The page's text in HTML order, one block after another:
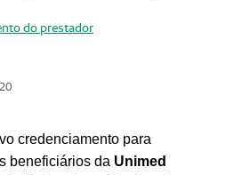
do prestador
credenciamento para
beneficiários da Unimed